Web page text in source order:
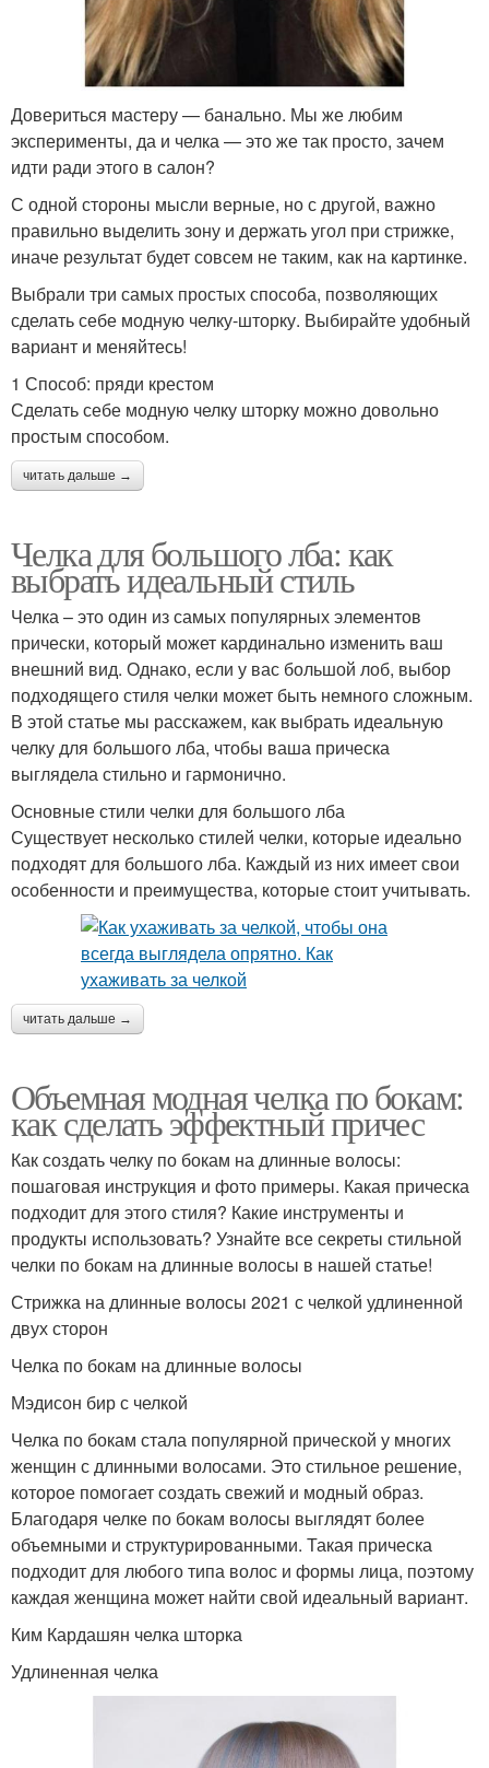
Довериться мастеру — банально. Мы же любим
эксперименты, да и челка — это же так просто, зачем
идти ради этого в салон?
С одной стороны мысли верные, но с другой, важно
правильно выделить зону и держать угол при стрижке,
иначе результат будет совсем не таким, как на картинке.
Выбрали три самых простых способа, позволяющих
сделать себе модную челку-шторку. Выбирайте удобный
вариант и меняйтесь!
1 Способ: пряди крестом
Сделать себе модную челку шторку можно довольно
простым способом.
читать дальше →
Челка для большого лба: как
выбрать идеальный стиль
Челка – это один из самых популярных элементов
прически, который может кардинально изменить ваш
внешний вид. Однако, если у вас большой лоб, выбор
подходящего стиля челки может быть немного сложным.
В этой статье мы расскажем, как выбрать идеальную
челку для большого лба, чтобы ваша прическа
выглядела стильно и гармонично.
Основные стили челки для большого лба
Существует несколько стилей челки, которые идеально
подходят для большого лба. Каждый из них имеет свои
особенности и преимущества, которые стоит учитывать.
читать дальше →
Объемная модная челка по бокам:
как сделать эффектный причес
Как создать челку по бокам на длинные волосы:
пошаговая инструкция и фото примеры. Какая прическа
подходит для этого стиля? Какие инструменты и
продукты использовать? Узнайте все секреты стильной
челки по бокам на длинные волосы в нашей статье!
Стрижка на длинные волосы 2021 с челкой удлиненной
двух сторон
Челка по бокам на длинные волосы
Мэдисон бир с челкой
Челка по бокам стала популярной прической у многих
женщин с длинными волосами. Это стильное решение,
которое помогает создать свежий и модный образ.
Благодаря челке по бокам волосы выглядят более
объемными и структурированными. Такая прическа
подходит для любого типа волос и формы лица, поэтому
каждая женщина может найти свой идеальный вариант.
Ким Кардашян челка шторка
Удлиненная челка